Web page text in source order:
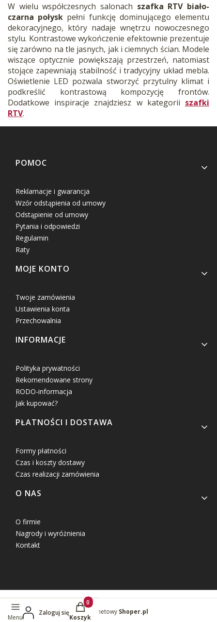
W wielu współczesnych salonach szafka RTV biało-
czarna połysk pełni funkcję dominującego elementu
dekoracyjnego, który nadaje wnętrzu nowoczesnego
stylu. Kontrastowe wykończenie efektownie prezentuje
się zarówno na tle jasnych, jak i ciemnych ścian. Modele
wiszące optycznie powiększają przestrzeń, natomiast
stojące zapewniają stabilność i tradycyjny układ mebla.
Oświetlenie LED pozwala stworzyć przytulny klimat i
podkreślić kontrastową kompozycję frontów.
Dodatkowe inspiracje znajdziesz w kategorii szafki
RTV.
Linki w stopce
POMOC
Reklamacje i gwarancja
Wzór odstąpienia od umowy
Odstąpienie od umowy
Pytania i odpowiedzi
Regulamin
Raty
MOJE KONTO
Twoje zamówienia
Ustawienia konta
Przechowalnia
INFORMACJE
Polityka prywatności
Rekomendowane strony
RODO-informacja
Jak kupować?
PŁATNOŚCI I DOSTAWA
Formy płatności
Czas i koszty dostawy
Czas realizacji zamówienia
O NAS
O firmie
Nagrody i wyróżnienia
Kontakt
Sklep internetowy Shoper.pl
Menu
Zaloguj się
Produkty w koszyku: 0. Zobacz szczegóły
Koszyk